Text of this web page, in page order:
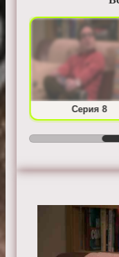
Серия 8